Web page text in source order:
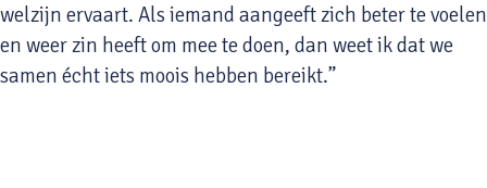
welzijn ervaart. Als iemand aangeeft zich beter te voelen
en weer zin heeft om mee te doen, dan weet ik dat we
samen écht iets moois hebben bereikt.”